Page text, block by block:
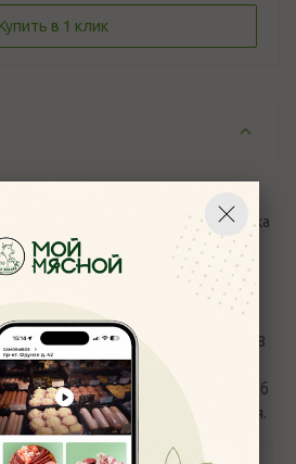
Купить в 1 клик
в тесте. Изготовлен в
002-2025. Состав теста: мука
в/с, вода, соль пищевая, масло
Состав начинки: творог м.д.ж.
м.д.ж. 82%, сахар-песок,
ценность (средние
г,жиры - 5,01 г, углеводы - 26,88
хранения: хранить при
Срок годности 6 месяцев. Способ
на усмотрение потребителя.